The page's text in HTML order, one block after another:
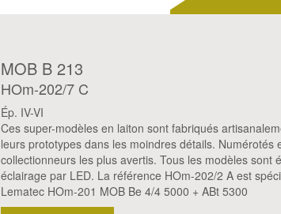
MOB B 213
HOm-202/7 C
Ép. IV-VI
Ces super-modèles en laiton sont fabriqués
leurs prototypes dans les moindres détails. Numérotés
collectionneurs les plus avertis. Tous les modèles sont
éclairage par LED. La référence HOm-202/2 A est
Lematec HOm-201 MOB Be 4/4 5000 + ABt 5300